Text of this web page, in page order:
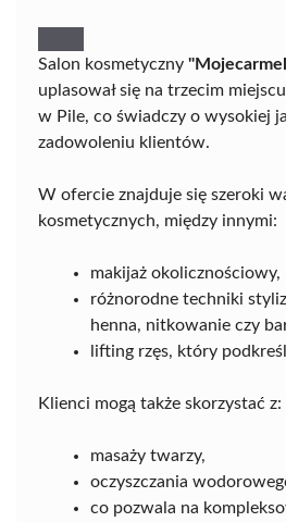
Salon kosmetyczny
uplasował się na trzecim
w Pile, co świadczy o wysokiej
zadowoleniu klientów.
W ofercie znajduje się szeroki
kosmetycznych, między innymi:
makijaż okolicznościowy,
różnorodne techniki
henna, nitkowanie czy
lifting rzęs, który
Klienci mogą także skorzystać z:
masaży twarzy,
oczyszczania
co pozwala na